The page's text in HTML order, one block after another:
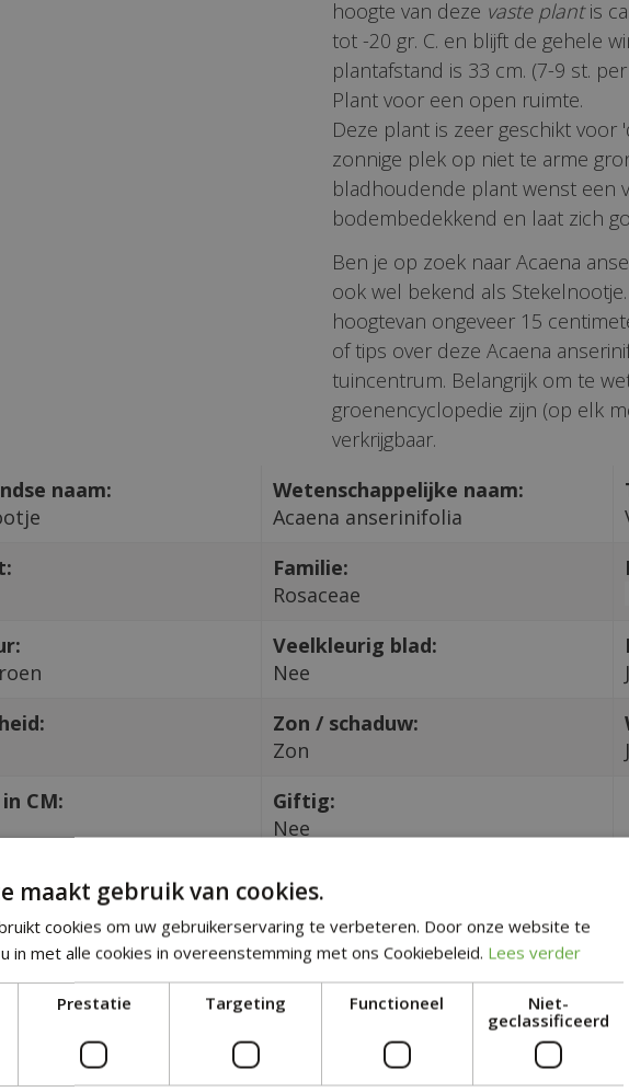
hoogte van deze vaste plantis
tot -20 gr. C. en blijft de gehele
plantafstand is 33 cm. (7-9 st.
Plant voor een open ruimte.
Deze plant is zeer geschikt
zonnige plek op niet te arme
bladhoudende plant wenst een
bodembedekkend en laat zich
Ben je op zoek naar Acaena
ook wel bekend als
hoogtevan ongeveer 15
of tips over deze Acaena
tuincentrum. Belangrijk om te
groenencyclopedie zijn (op elk
verkrijgbaar.
naam:
Wetenschappelijke naam:
Acaena anserinifolia
Familie:
Rosaceae
Veelkleurig blad:
Nee
Zon / schaduw:
Zon
CM:
Giftig:
Nee
planten
maakt gebruik van cookies.
cookies om uw gebruikerservaring te verbeteren. Door onze website te
in met alle cookies in overeenstemming met ons Cookiebeleid. Lees verder
Prestatie Targeting Functioneel
Niet-
geclassificeerd